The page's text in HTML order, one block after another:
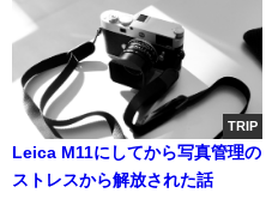
TRIP
Leica M11にしてから写真管理の
ストレスから解放された話